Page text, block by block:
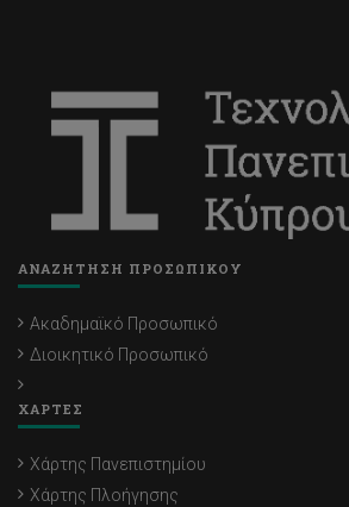
ΑΝΑΖΗΤΗΣΗ ΠΡΟΣΩΠΙΚΟΥ
Ακαδημαϊκό Προσωπικό
Διοικητικό Προσωπικό
ΧΑΡΤΕΣ
Χάρτης Πανεπιστημίου
Χάρτης Πλοήγησης